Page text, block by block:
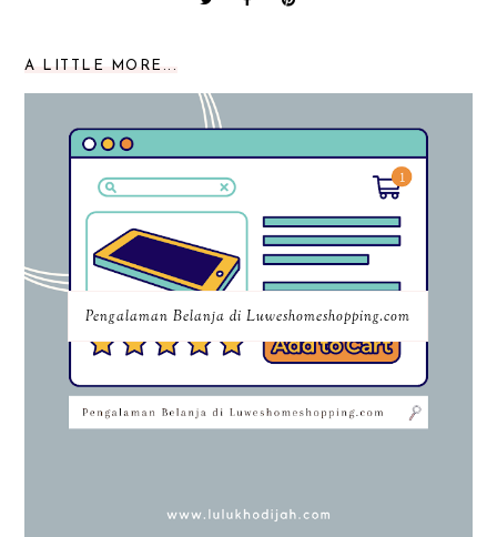
A LITTLE MORE...
Pengalaman Belanja di Luweshomeshopping.com